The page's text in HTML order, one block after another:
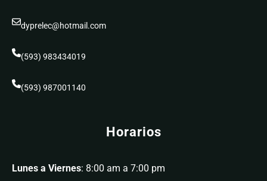
dyprelec@hotmail.com
(593) 983434019
(593) 987001140
Horarios
Lunes a Viernes: 8:00 am a 7:00 pm